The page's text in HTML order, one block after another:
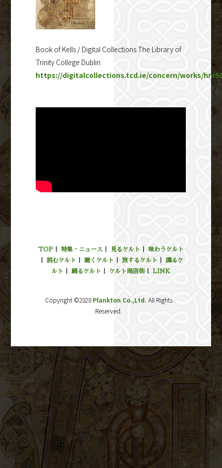
Book of Kells / Digital Collections The Library of
Trinity College Dublin
https://digitalcollections.tcd.ie/concern/works/
TOP 特集・ニュース 見るケルト
味わうケルト
読むケルト 聴くケルト 旅するケルト
識るケ
ルト
踊るケルト ケルト商店街｜ LINK
Copyright ©2020 Plankton Co.,Ltd. All Rights
Reserved.